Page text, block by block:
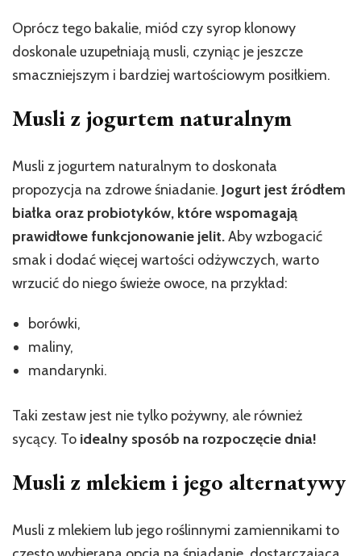
Oprócz tego bakalie, miód czy syrop klonowy
doskonale uzupełniają musli, czyniąc je jeszcze
smaczniejszym i bardziej wartościowym posiłkiem.
Musli z jogurtem naturalnym
Musli z jogurtem naturalnym to doskonała
propozycja na zdrowe śniadanie. Jogurt jest źródłem
białka oraz probiotyków, które wspomagają
prawidłowe funkcjonowanie jelit.Aby wzbogacić
smak i dodać więcej wartości odżywczych, warto
wrzucić do niego świeże owoce, na przykład:
borówki,
maliny,
mandarynki.
Taki zestaw jest nie tylko pożywny, ale również
sycący. To idealny sposób na rozpoczęcie dnia!
Musli z mlekiem i jego alternatywy
Musli z mlekiem lub jego roślinnymi zamiennikami to